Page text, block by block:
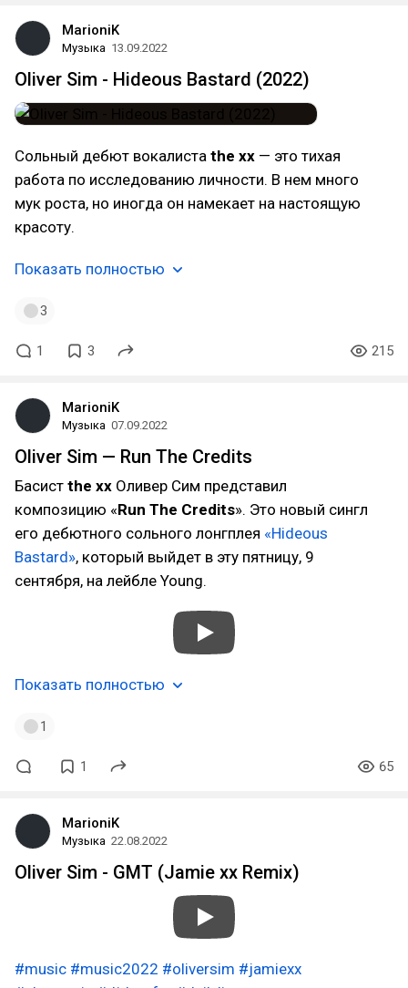
MarioniK
Музыка 13.09.2022
Oliver Sim - Hideous Bastard (2022)
Сольный дебют вокалиста the xx — это тихая
работа по исследованию личности. В нем много
мук роста, но иногда он намекает на настоящую
красоту.
Показать полностью
3
1 3 215
MarioniK
Музыка 07.09.2022
Oliver Sim — Run The Credits
Басист the xx Оливер Сим представил
композицию «Run The Credits». Это новый сингл
его дебютного сольного лонгплея «Hideous
Bastard», который выйдет в эту пятницу, 9
сентября, на лейбле Young.
Показать полностью
1
1 65
MarioniK
Музыка 22.08.2022
Oliver Sim - GMT (Jamie xx Remix)
#music #music2022 #oliversim #jamiexx